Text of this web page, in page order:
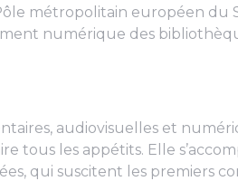
métropolitain européen du
numérique des
audiovisuelles et
tous les appétits. Elle
qui suscitent les premiers